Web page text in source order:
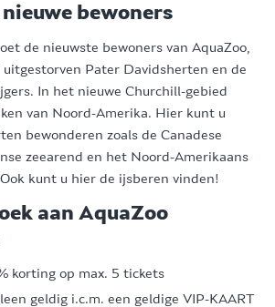
bewoners
de nieuwste bewoners van AquaZoo,
Pater Davidsherten en de
In het nieuwe Churchill-gebied
van Noord-Amerika. Hier kunt u
bewonderen zoals de Canadese
zeearend en het Noord-Amerikaans
kunt u hier de ijsberen vinden!
aan AquaZoo
korting op max. 5 tickets
geldig i.c.m. een geldige VIP-KAART